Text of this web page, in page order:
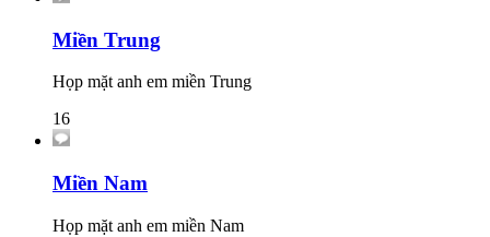
Miền Trung
Họp mặt anh em miền Trung
16
Miền Nam
Họp mặt anh em miền Nam